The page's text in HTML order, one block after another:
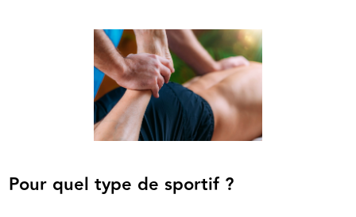
Pour quel type de sportif ?